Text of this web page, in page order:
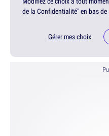
de la Confidentialité" en bas de
Gérer mes choix